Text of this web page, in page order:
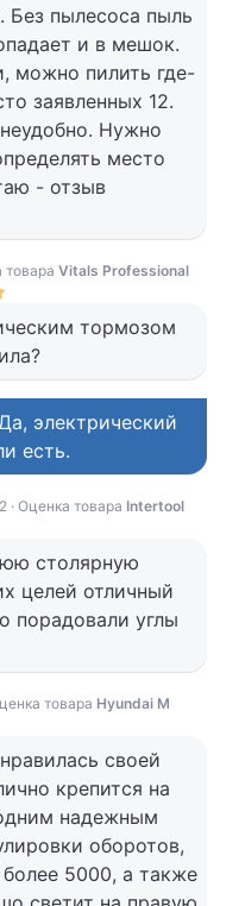
Без пылесоса пыль
и в мешок.
можно пилить где-
заявленных 12.
Нужно
место
- отзыв
товара Vitals Professional
тормозом
электрический
есть.
· Оценка товара Intertool
столярную
целей отличный
порадовали углы
товара Hyundai M
своей
крепится на
надежным
оборотов,
5000, а также